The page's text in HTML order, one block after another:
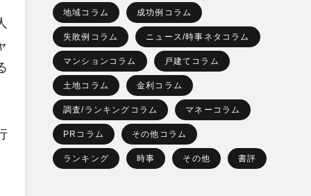
地域コラム 成功例コラム
失敗例コラム ニュース/時事ネタコラム
マンションコラム 戸建てコラム
土地コラム 金利コラム
調査/ランキングコラム マネーコラム
PRコラム その他コラム
ランキング 時事 その他 書評